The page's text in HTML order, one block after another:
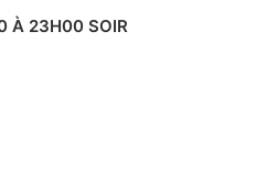
À 23H00 SOIR